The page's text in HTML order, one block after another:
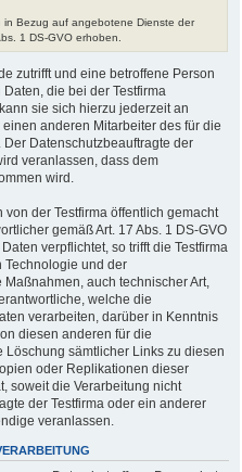
Bezug auf angebotene Dienste der
1 DS-GVO erhoben.
zutrifft und eine betroffene Person
die bei der Testfirma
sie sich hierzu jederzeit an
anderen Mitarbeiter des für die
Datenschutzbeauftragte der
veranlassen, dass dem
wird.
der Testfirma öffentlich gemacht
gemäß Art. 17 Abs. 1 DS-GVO
verpflichtet, so trifft die Testfirma
Technologie und der
auch technischer Art,
welche die
verarbeiten, darüber in Kenntnis
diesen anderen für die
sämtlicher Links zu diesen
oder Replikationen dieser
soweit die Verarbeitung nicht
der Testfirma oder ein anderer
veranlassen.